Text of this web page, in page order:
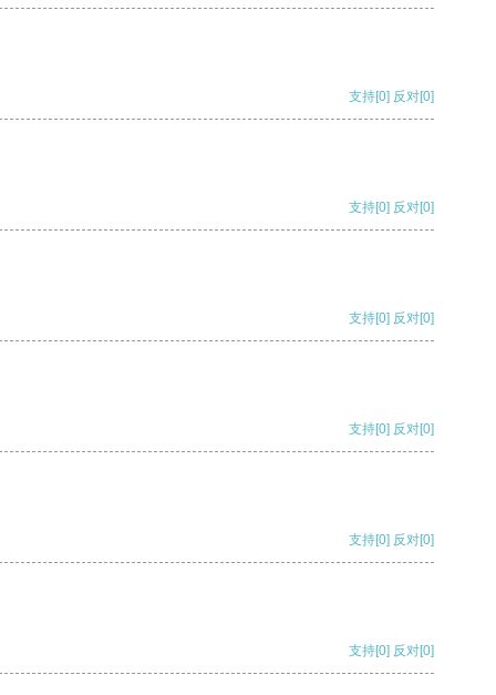
支持[0] 反对[0]
支持[0] 反对[0]
支持[0] 反对[0]
支持[0] 反对[0]
支持[0] 反对[0]
支持[0] 反对[0]